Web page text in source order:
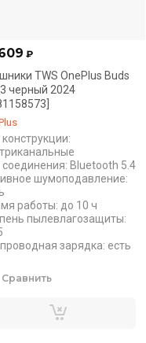
₽
TWS OnePlus Buds
черный 2024
соединения: Bluetooth 5.4
шумоподавление:
работы: до 10 ч
пылевлагозащиты:
зарядка: есть
Сравнить